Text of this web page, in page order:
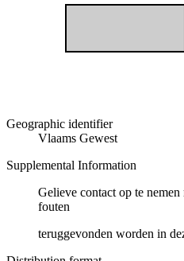
Geographic identifier
Vlaams Gewest
Supplemental Information
Gelieve contact op te
fouten
teruggevonden worden in